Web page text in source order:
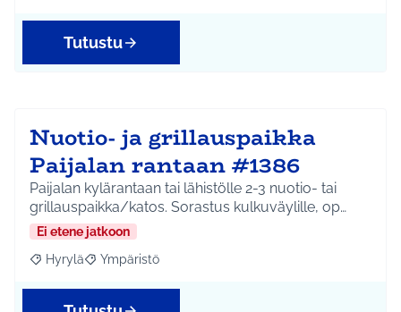
Tutustu
Nuotio- ja grillauspaikka
Paijalan rantaan #1386
Paijalan kylärantaan tai lähistölle 2-3 nuotio- tai
grillauspaikka/katos. Sorastus kulkuväylille, op…
Ei etene jatkoon
Rajaa tulokset aihepiirin mukaan: Hyrylä
Hyrylä Rajaa tulokset teeman mukaan: Ympäristö
Ympäristö